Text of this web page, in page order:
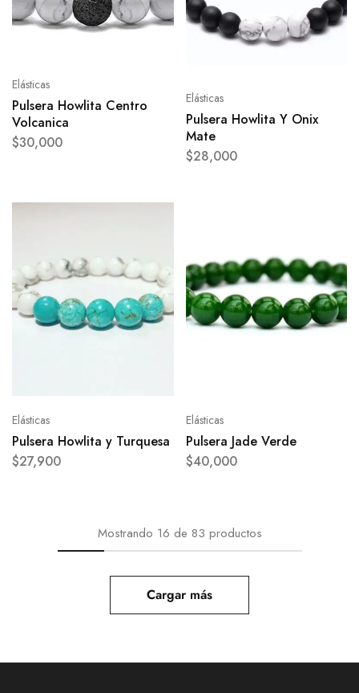
Elásticas
Pulsera Howlita Centro
Volcanica
$30,000
Elásticas
Pulsera Howlita Y Onix
Mate
$28,000
Elásticas
Pulsera Howlita y Turquesa
$27,900
Elásticas
Pulsera Jade Verde
$40,000
Mostrando 16 de 83 productos
Cargar más